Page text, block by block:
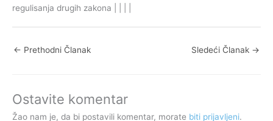
regulisanja drugih zakona | | | |
← Prethodni Članak Sledeći Članak →
Ostavite komentar
Žao nam je, da bi postavili komentar, morate biti prijavljeni.